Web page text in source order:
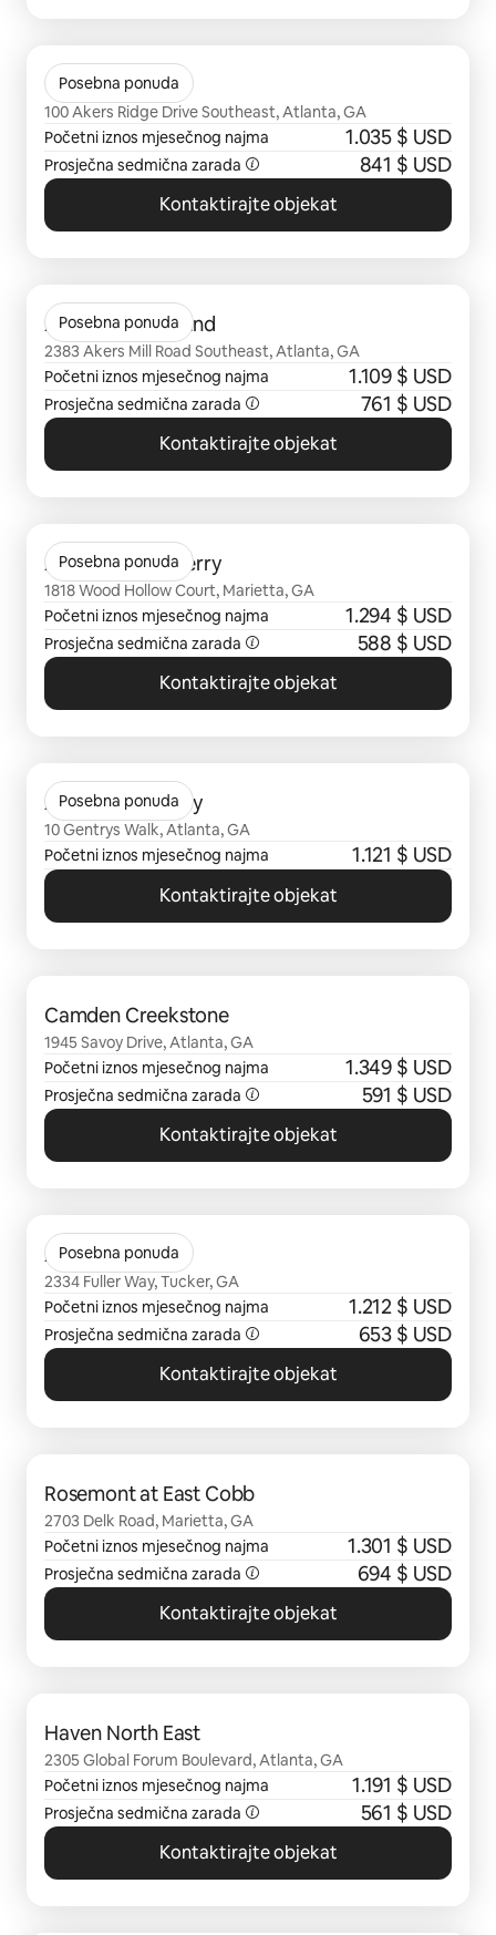
Posebna ponuda
Gables Mill
100 Akers Ridge Drive Southeast, Atlanta, GA
Početni iznos mjesečnog najma
1.035 $ USD
Prosječna sedmična zarada 841 $ USD
Kontaktirajte objekat
Posebna ponuda
Avana Cumberland
2383 Akers Mill Road Southeast, Atlanta, GA
Početni iznos mjesečnog najma
1.109 $ USD
Prosječna sedmična zarada 761 $ USD
Kontaktirajte objekat
Posebna ponuda
Avana Powers Ferry
1818 Wood Hollow Court, Marietta, GA
Početni iznos mjesečnog najma
1.294 $ USD
Prosječna sedmična zarada 588 $ USD
Kontaktirajte objekat
Posebna ponuda
Avana Dunwoody
10 Gentrys Walk, Atlanta, GA
Početni iznos mjesečnog najma
1.121 $ USD
Kontaktirajte objekat
Camden Creekstone
1945 Savoy Drive, Atlanta, GA
Početni iznos mjesečnog najma
1.349 $ USD
Prosječna sedmična zarada 591 $ USD
Kontaktirajte objekat
Posebna ponuda
Avana Twenty9
2334 Fuller Way, Tucker, GA
Početni iznos mjesečnog najma
1.212 $ USD
Prosječna sedmična zarada 653 $ USD
Kontaktirajte objekat
Rosemont at East Cobb
2703 Delk Road, Marietta, GA
Početni iznos mjesečnog najma
1.301 $ USD
Prosječna sedmična zarada 694 $ USD
Kontaktirajte objekat
Haven North East
2305 Global Forum Boulevard, Atlanta, GA
Početni iznos mjesečnog najma
1.191 $ USD
Prosječna sedmična zarada 561 $ USD
Kontaktirajte objekat